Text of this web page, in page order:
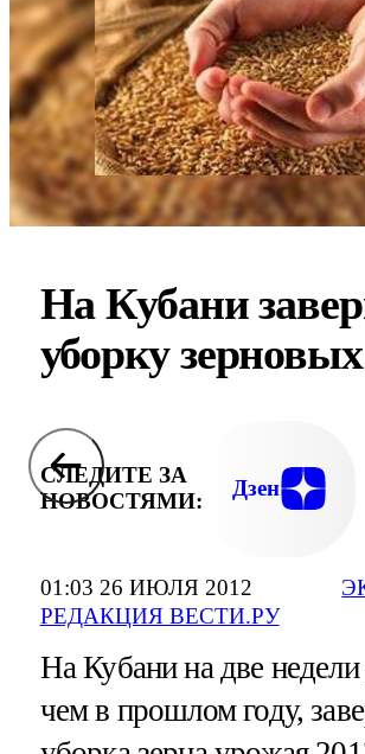
01:03 26 ИЮЛЯ 2012
РЕДАКЦИЯ ВЕСТИ.РУ
На Кубани
уборку зерновых
СЛЕДИТЕ ЗА
НОВОСТЯМИ:
Дзен
На Кубани на две
чем в прошлом году,